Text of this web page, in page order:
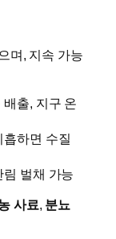
며, 지속 가능
출, 지구 온
흡하면 수질
벌채 가능
사료, 분뇨